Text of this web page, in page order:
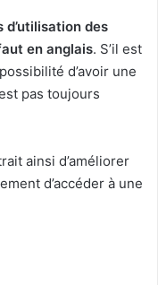
d’utilisation des
en anglais. S’il est
d’avoir une
pas toujours
ainsi d’améliorer
d’accéder à une